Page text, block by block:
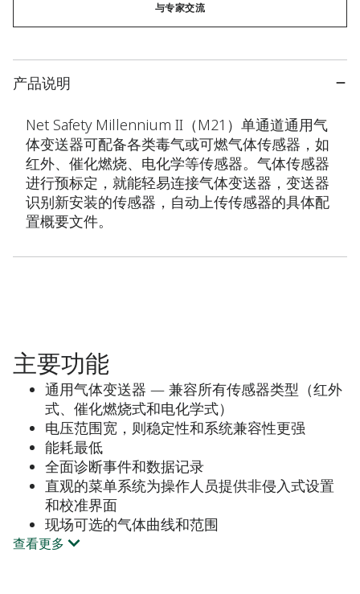
与专家交流
产品说明
Net Safety Millennium II（M21）单通道通用气
体变送器可配备各类毒气或可燃气体传感器，如
红外、催化燃烧、电化学等传感器。气体传感器
进行预标定，就能轻易连接气体变送器，变送器
识别新安装的传感器，自动上传传感器的具体配
置概要文件。
主要功能
通用气体变送器 — 兼容所有传感器类型（红外
式、催化燃烧式和电化学式）
电压范围宽，则稳定性和系统兼容性更强
能耗最低
全面诊断事件和数据记录
直观的菜单系统为操作人员提供非侵入式设置
和校准界面
现场可选的气体曲线和范围
查看更多